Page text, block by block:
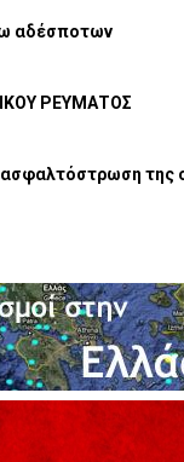
αδέσποτων
ΡΕΥΜΑΤΟΣ
της
ΣΥΝΕΧΙΖΕΙ